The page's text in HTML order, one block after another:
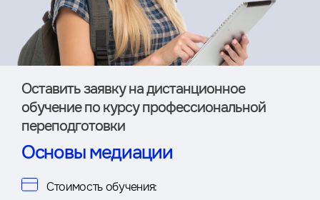
Оставить заявку на дистан­ционное
обучение по курсу профессиональной
переподготовки
Основы медиации
Стоимость обучения: